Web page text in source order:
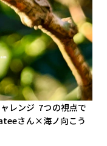
レンジ 7つの視点で
さん×海ノ向こう